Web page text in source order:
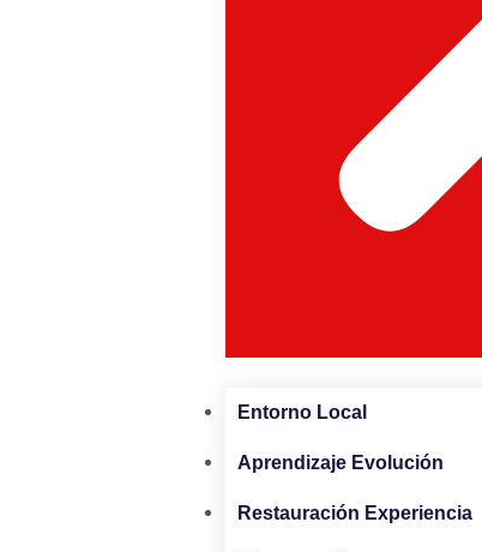
Entorno Local
Aprendizaje Evolución
Restauración Experiencia